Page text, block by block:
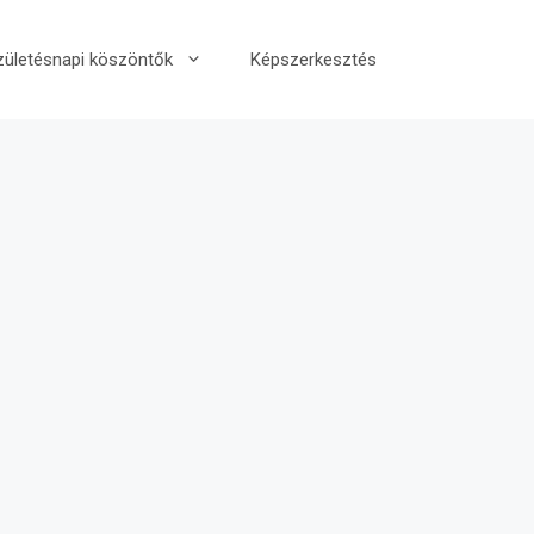
köszöntők Képszerkesztés